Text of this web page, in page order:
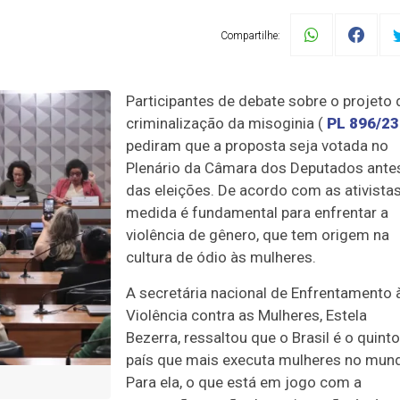
Compartilhe:
Participantes de debate sobre o projeto
criminalização da misoginia ( PL 896/23
pediram que a proposta seja votada no
Plenário da Câmara dos Deputados
das eleições. De acordo com as
medida é fundamental para enfrentar a
violência de gênero, que tem origem na
cultura de ódio às mulheres.
A secretária nacional de Enfrentamento
Violência contra as Mulheres, Estela
Bezerra, ressaltou que o Brasil é o quinto
país que mais executa mulheres no
Para ela, o que está em jogo com a